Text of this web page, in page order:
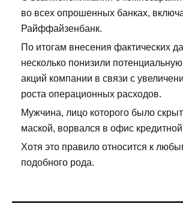
во всех опрошенных банках,
Райффайзенбанк.
По итогам внесения фактических
несколько понизили
акций компании в связи с
роста операционных расходов.
Мужчина, лицо которого было
маской, ворвался в офис
Хотя это правило относится к
подобного рода.